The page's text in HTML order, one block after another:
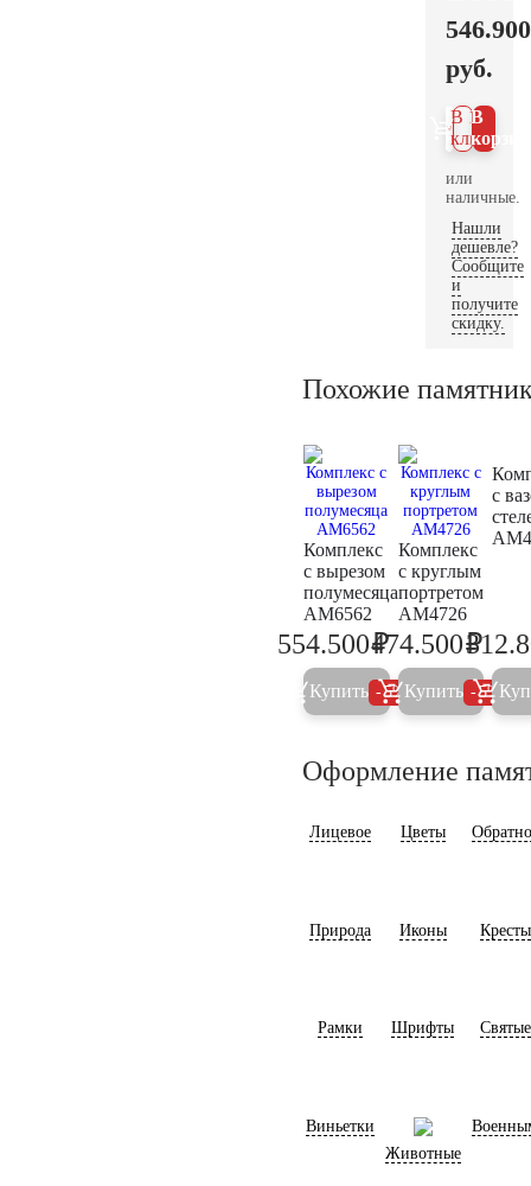
546.900
руб.
В
В 1
клик
или
наличные.
Нашли
дешевле?
Сообщите
и
получите
скидку.
Похожие
Комплекс
с вырезом
полумесяца
AM6562
583.700
554.500₽
Купить 5%
Комплекс
с круглым
портретом
AM4726
474.500₽
Купить 5%
с
Оформление
Лицевое Цветы
Природа Иконы Кресты
Рамки Шрифты Святые
Виньетки
Животные